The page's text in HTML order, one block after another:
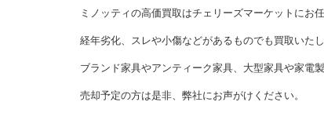
ミノッティの高価買取はチェリーズマーケットにお任
経年劣化、スレや小傷などがあるものでも買取いたし
ブランド家具やアンティーク家具、大型家具や家電
売却予定の方は是非、弊社にお声がけください。